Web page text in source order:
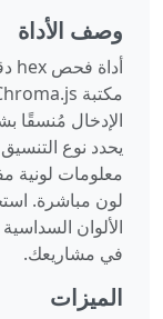
وصف الأداة
الإدخال
لون مباشرة.
الألوان
في مشاريعك.
الميزات